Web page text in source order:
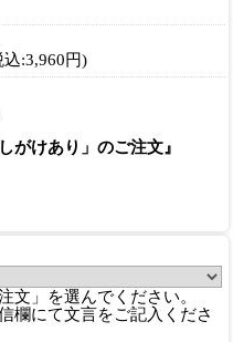
:3,960円)
がけあり」のご注文』
文」を選んでください。
欄にて文言をご記入くださ